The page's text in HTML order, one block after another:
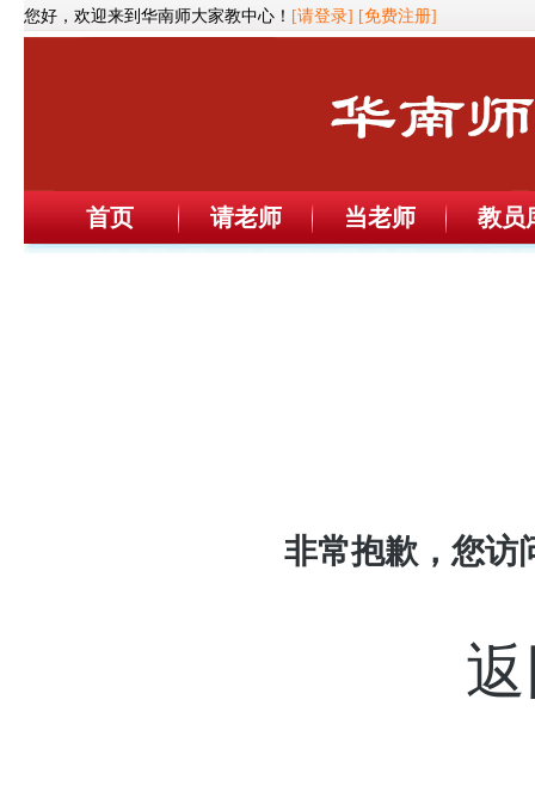
您好，欢迎来到华南师大家教中心！ [请登录] [免费注册]
首页 请老师 当老师 教员
非常抱歉，您访